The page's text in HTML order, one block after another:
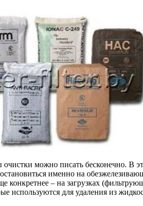
очистки можно писать бесконечно. В
именно на
конкретнее – на загрузках
используются для удаления из